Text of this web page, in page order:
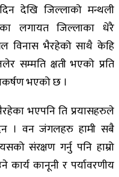
देखि जिल्लाको मन्थली
लगायत जिल्लाका धेरै
विनास भैरहेको साथै केहि
सम्मति क्षती भएको प्रति
भएको छ ।
भएपनि ति प्रयासहरुले
। वन जंगलहरु हामी सबै
संरक्षण गर्नु पनि हाम्रो
कानूनी र पर्यावरणीय